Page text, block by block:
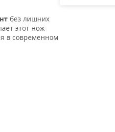
без лишних
этот нож
в современном